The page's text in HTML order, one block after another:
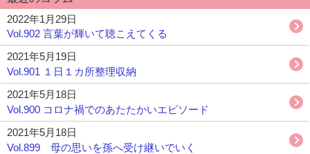
2022年1月29日
Vol.902 言葉が輝いて聴こえてくる
2021年5月19日
Vol.901 １日１カ所整理収納
2021年5月18日
Vol.900 コロナ禍でのあたたかいエピソード
2021年5月18日
Vol.899 母の思いを孫へ受け継いでいく